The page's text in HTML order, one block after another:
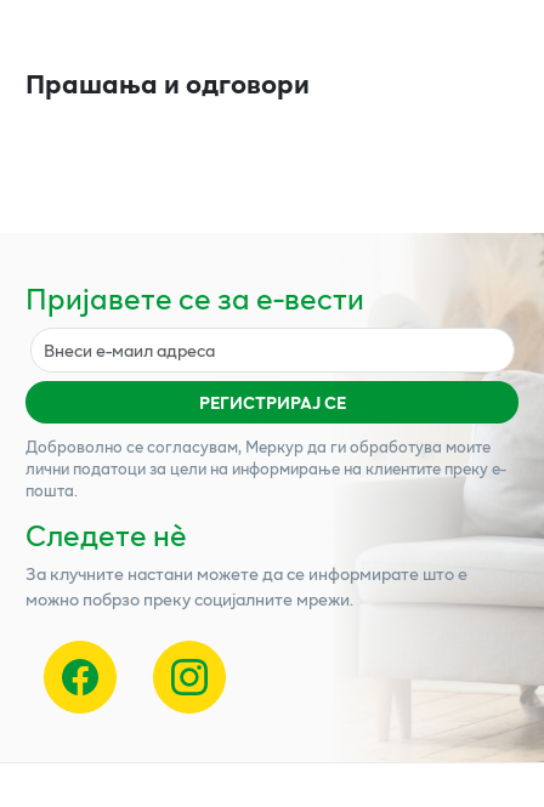
Прашања и одговори
Пријавете се за е-вести
РЕГИСТРИРАЈ СЕ
Доброволно се согласувам, Меркурда ги обработува моите
лични податоци за цели на информирање на клиентите преку е-
пошта.
Следете нѐ
За клучните настани можете да се информирате што е
можно побрзо преку социјалните мрежи.